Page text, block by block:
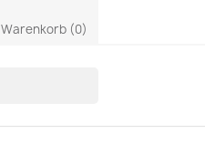
Warenkorb (0)